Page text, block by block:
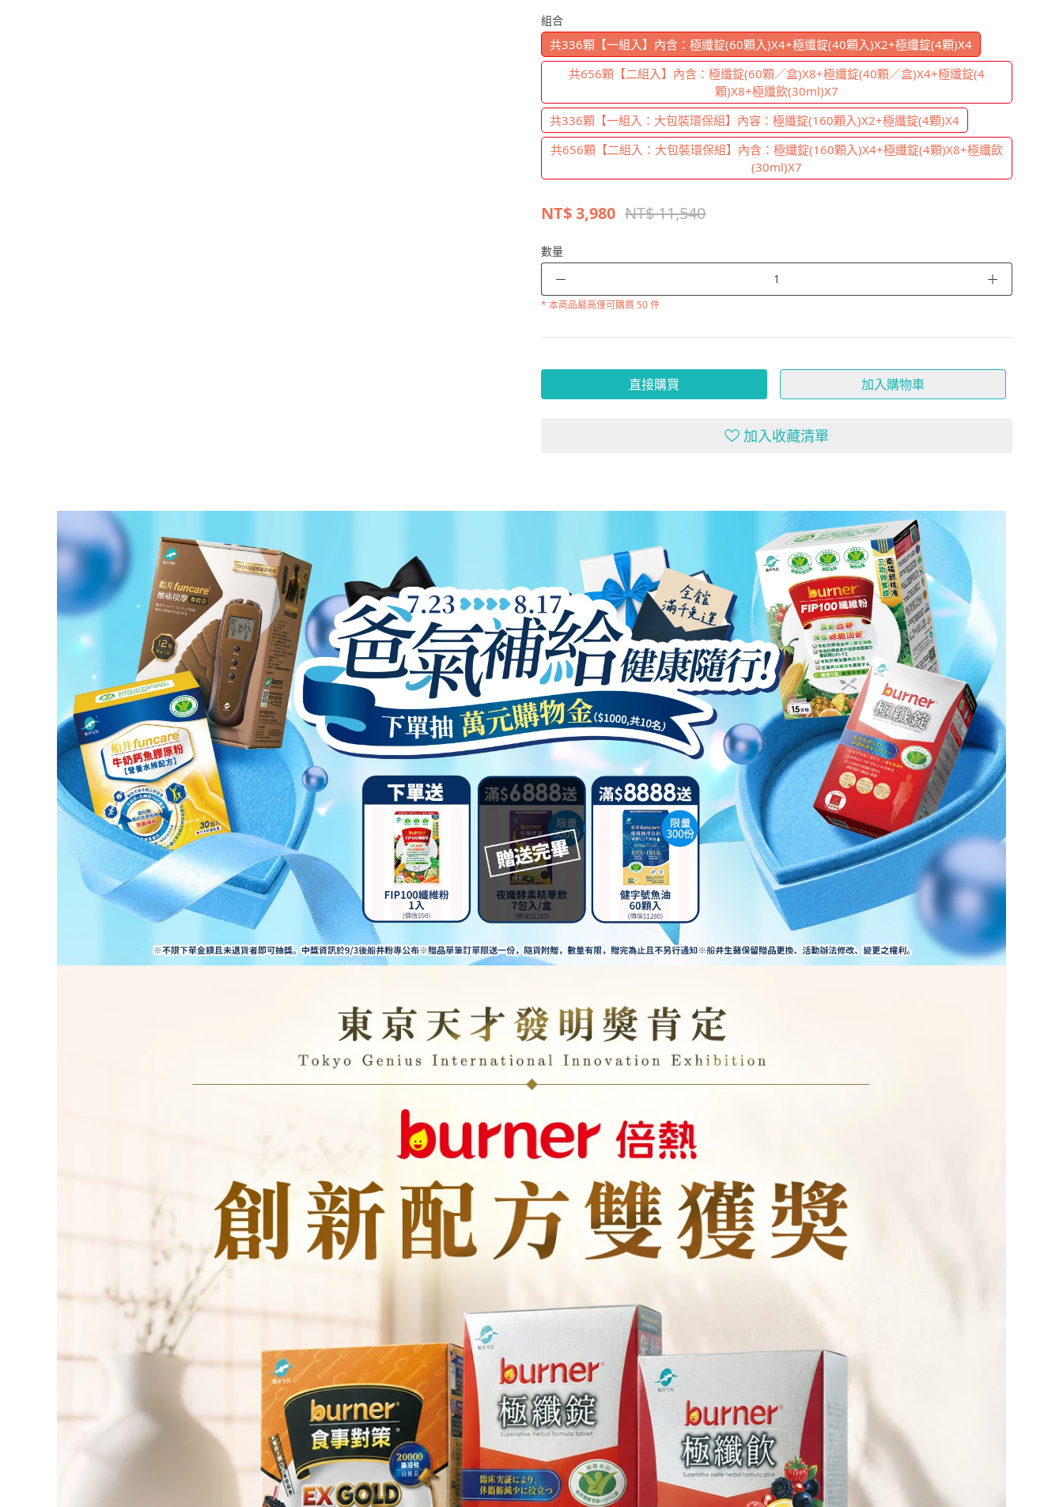
組合
共336顆【一組入】內含：極纖錠(60顆入)X4+極纖錠(40顆入)X2+極纖錠(4顆)X4
共656顆【二組入】內含：極纖錠(60顆／盒)X8+極纖錠(40顆／盒)X4+極纖錠(4
顆)X8+極纖飲(30ml)X7
共336顆【一組入：大包裝環保組】內容：極纖錠(160顆入)X2+極纖錠(4顆)X4
共656顆【二組入：大包裝環保組】內含：極纖錠(160顆入)X4+極纖錠(4顆)X8+極纖飲
(30ml)X7
NT$3,980 NT$ 11,540
數量
－ ＋
* 本商品最高僅可購買 50 件
直接購買 加入購物車
加入收藏清單